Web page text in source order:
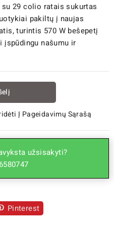
29 colio ratais sukurtas
pakiltų į naujas
turintis 570 W bešepetį
įspūdingu našumu ir
Į Pageidavimų Sąrašą
užsisakyti?
Pinterest